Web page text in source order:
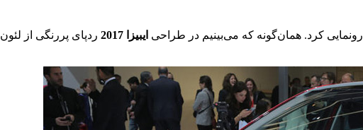
رونمایی کرد. همان‌گونه که می‌بینیم در طراحی ایبیزا 2017
ردپای پررنگی از